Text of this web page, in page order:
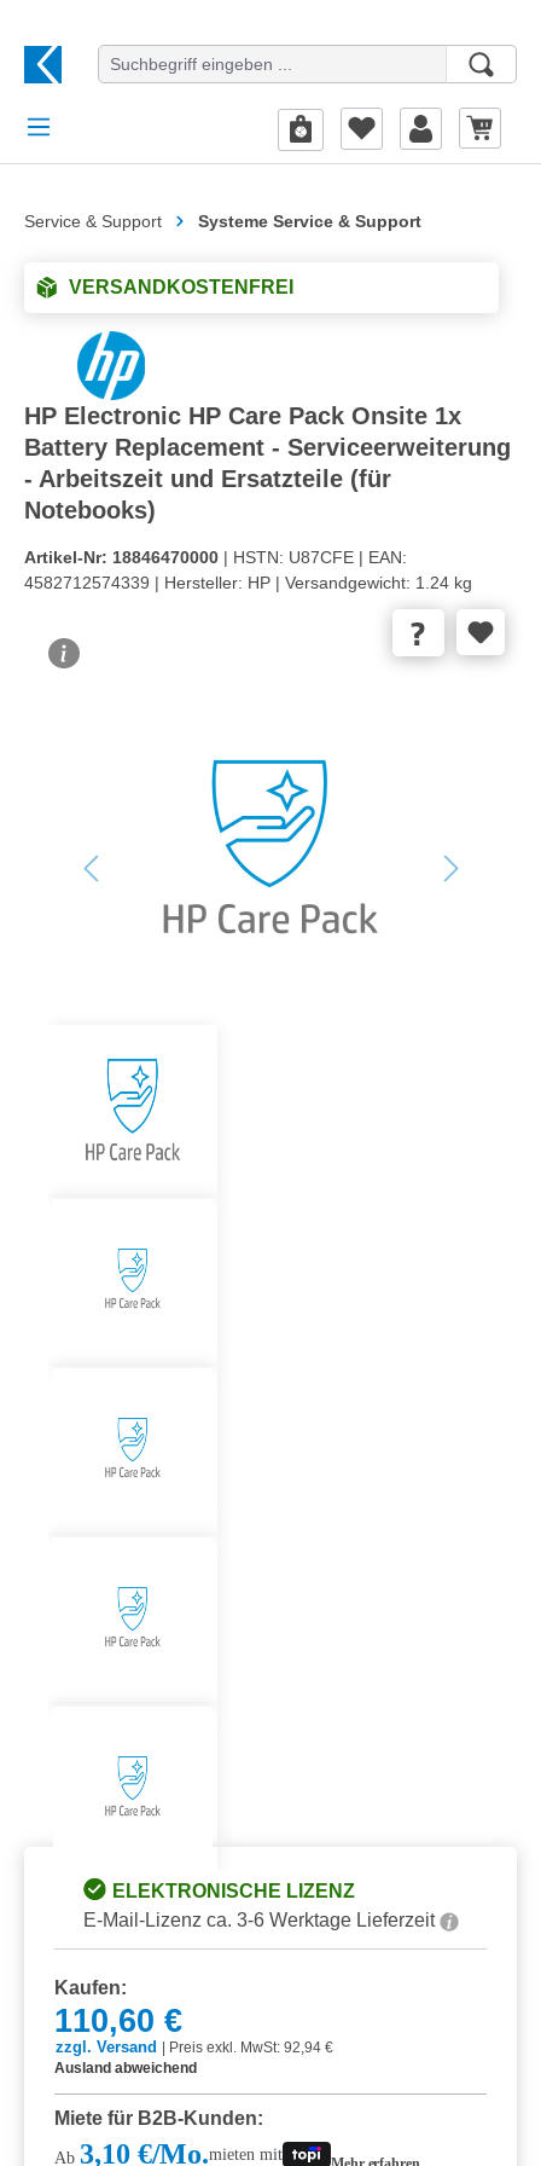
Service & Support Systeme Service & Support
VERSANDKOSTENFREI
HP Electronic HP Care Pack Onsite 1x
Battery Replacement - Serviceerweiterung
- Arbeitszeit und Ersatzteile (für
Notebooks)
Artikel-Nr: 18846470000 | HSTN: U87CFE | EAN:
4582712574339 | Hersteller: HP | Versandgewicht: 1.24 kg
ELEKTRONISCHE LIZENZ
E-Mail-Lizenz ca. 3-6 Werktage Lieferzeit
Kaufen:
110,60 €
zzgl. Versand
Preis exkl. MwSt: 92,94 €
Ausland abweichend
Miete für B2B-Kunden:
Ab 3,10 €/Mo.mieten mit